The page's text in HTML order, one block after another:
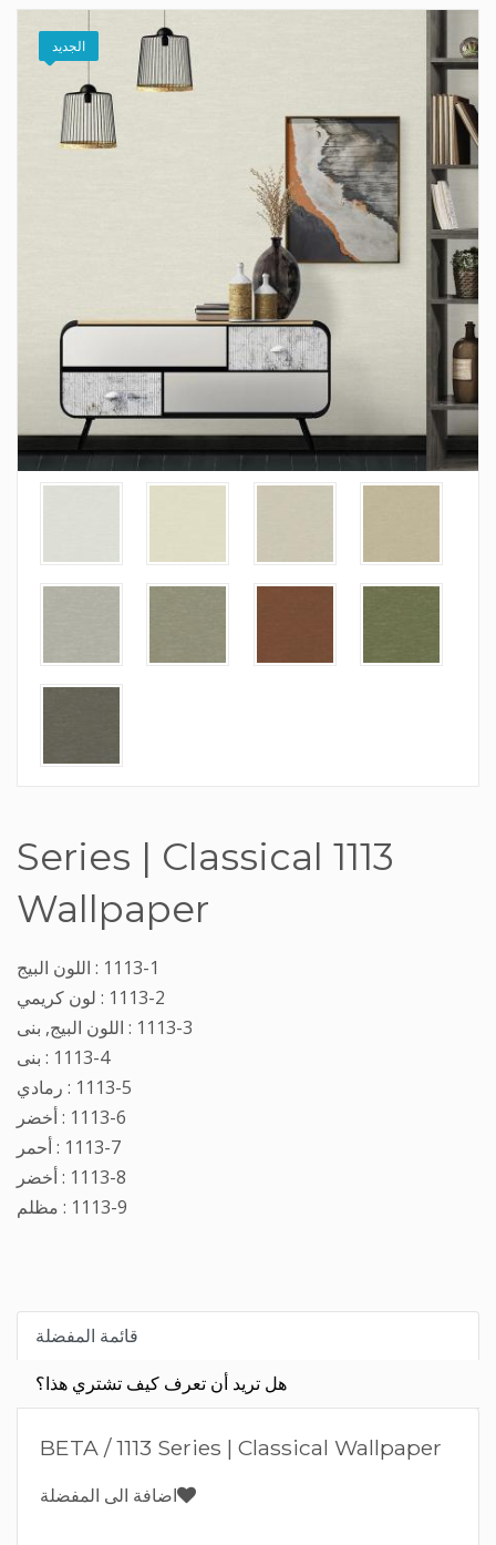
الجديد
1113 Series | Classical
Wallpaper
1113-1 : اللون البيج
1113-2 : لون كريمي
1113-3 : اللون البيج, بنى
1113-4 : بنى
1113-5 : رمادي
1113-6 : أخضر
1113-7 : أحمر
1113-8 : أخضر
1113-9 : مظلم
قائمة المفضلة
هل تريد أن تعرف كيف تشتري هذا؟
BETA / 1113 Series | Classical Wallpaper
اضافة الى المفضلة